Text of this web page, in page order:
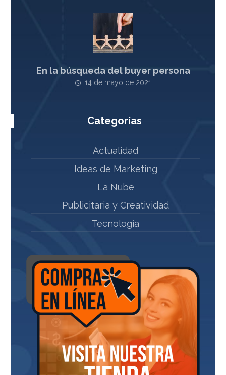
En la búsqueda del buyer persona
14 de mayo de 2021
Categorías
Actualidad
Ideas de Marketing
La Nube
Publicitaria y Creatividad
Tecnología